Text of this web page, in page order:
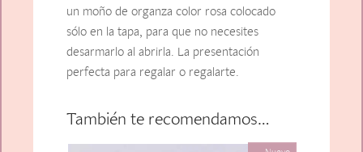
un moño de organza color rosa colocado
sólo en la tapa, para que no necesites
desarmarlo al abrirla. La presentación
perfecta para regalar o regalarte.
También te recomendamos…